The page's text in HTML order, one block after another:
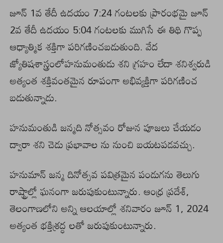
జూన్ 1వ తేదీ ఉదయం 7:24 గంటలకు ప్రారంభమై జూన్
2వ తేదీ ఉదయం 5:04 గంటలకు ముగిసే ఈ తిథి గొప్ప
ఆధ్యాత్మిక శక్తిగా పరిగణించబడుతుంది. వేద
జ్యోతిషశాస్త్రంలోహనుమంతుడు శని గ్రహం లేదా శనిశ్వరుడి
అత్యంత శక్తివంతమైన రూపంగా అభివ్యక్తిగా పరిగణించ
బడుతున్నాడు.
హనుమంతుడి జన్మది నోత్సవం రోజున పూజలు చేయడం
ద్వారా శని చెడు ప్రభావాల ను నుంచి బయటపడవచ్చు.
హనుమాన్ జన్మ దినోత్సవ పవిత్రమైన పండుగను తెలుగు
రాష్ట్రాల్లో ఘనంగా జరుపుకుంటున్నారు. ఆంధ్ర ప్రదేశ్,
తెలంగాణలోని అన్ని ఆలయాల్లో శనివారం జూన్ 1, 2024
అత్యంత భక్తిశ్రద్ధ లతో జరుపుకుంటున్నారు.